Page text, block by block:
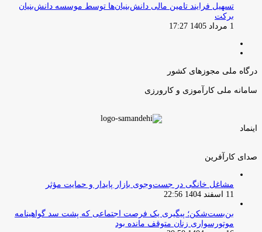
تسهیل فرایند تامین مالی دانش‌بنیان‌ها توسط موسسه دانش‌بنیان
برکت
1 مرداد 1405 17:27
درگاه ملی مجوزهای کشور
سامانه ملی کارآموزی و کارورزی
اینماد
صدای کارآفرین
مشاغل خانگی در جست‌وجوی بازار پایدار و حمایت مؤثر
11 اسفند 1404 22:56
بن‌بست‌شکن؛ پیگیری یک فرصت اجتماعی که پشت سد گواهینامه
موتورسواری زنان متوقف مانده بود